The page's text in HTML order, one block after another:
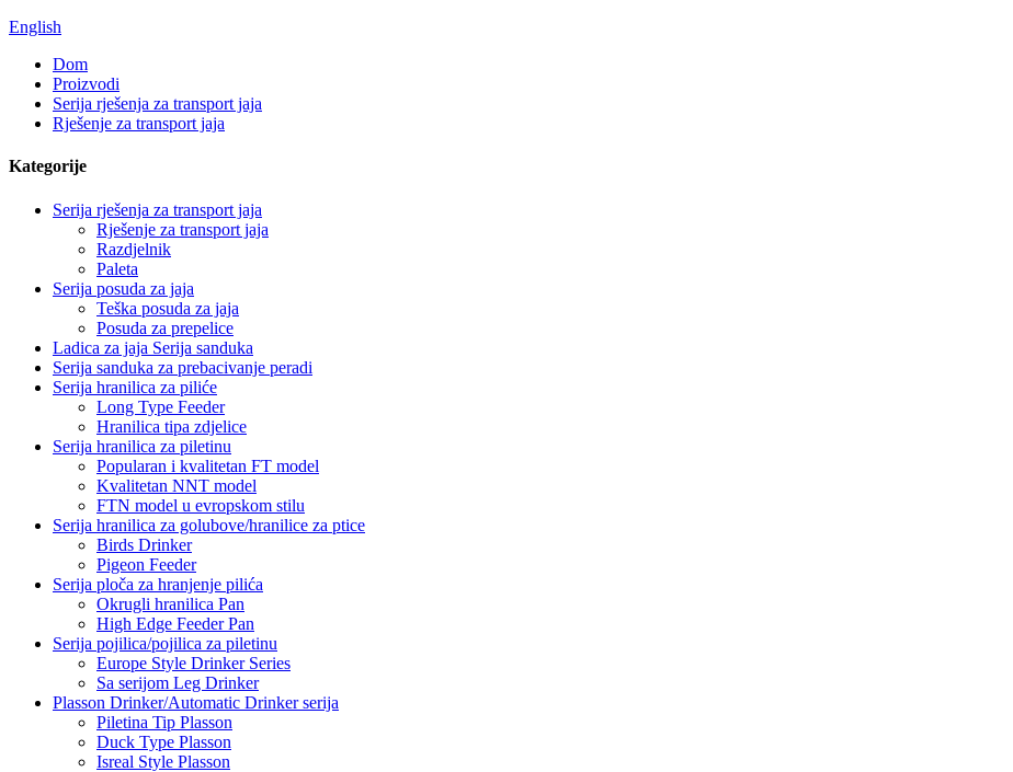
English
Dom
Proizvodi
Serija rješenja za transport jaja
Rješenje za transport jaja
Kategorije
Serija rješenja za transport jaja
Rješenje za transport jaja
Razdjelnik
Paleta
Serija posuda za jaja
Teška posuda za jaja
Posuda za prepelice
Ladica za jaja Serija sanduka
Serija sanduka za prebacivanje peradi
Serija hranilica za piliće
Long Type Feeder
Hranilica tipa zdjelice
Serija hranilica za piletinu
Popularan i kvalitetan FT model
Kvalitetan NNT model
FTN model u evropskom stilu
Serija hranilica za golubove/hranilice za ptice
Birds Drinker
Pigeon Feeder
Serija ploča za hranjenje pilića
Okrugli hranilica Pan
High Edge Feeder Pan
Serija pojilica/pojilica za piletinu
Europe Style Drinker Series
Sa serijom Leg Drinker
Plasson Drinker/Automatic Drinker serija
Piletina Tip Plasson
Duck Type Plasson
Isreal Style Plasson